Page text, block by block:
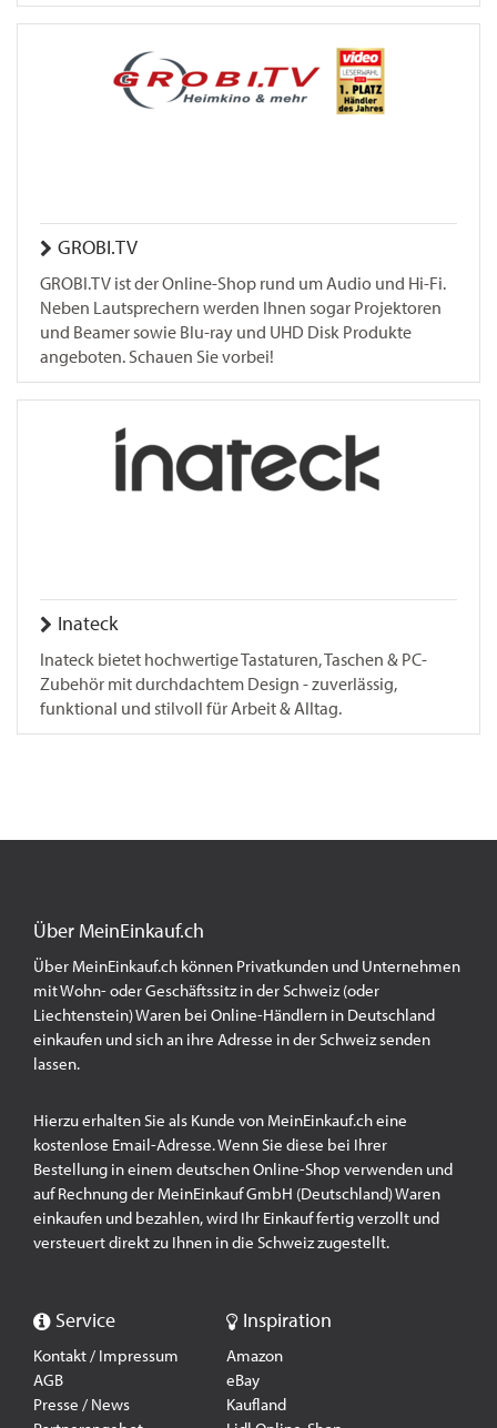
GROBI.TV
GROBI.TV ist der Online-Shop rund um Audio und Hi-Fi.
Neben Lautsprechern werden Ihnen sogar Projektoren
und Beamer sowie Blu-ray und UHD Disk Produkte
angeboten. Schauen Sie vorbei!
Inateck
Inateck bietet hochwertige Tastaturen, Taschen & PC-
Zubehör mit durchdachtem Design - zuverlässig,
funktional und stilvoll für Arbeit & Alltag.
Über MeinEinkauf.ch
Über MeinEinkauf.ch können Privatkunden und Unternehmen
mit Wohn- oder Geschäftssitz in der Schweiz (oder
Liechtenstein) Waren bei Online-Händlern in Deutschland
einkaufen und sich an ihre Adresse in der Schweiz senden
lassen.
Hierzu erhalten Sie als Kunde von MeinEinkauf.ch eine
kostenlose Email-Adresse. Wenn Sie diese bei Ihrer
Bestellung in einem deutschen Online-Shop verwenden und
auf Rechnung der MeinEinkauf GmbH (Deutschland) Waren
einkaufen und bezahlen, wird Ihr Einkauf fertig verzollt und
versteuert direkt zu Ihnen in die Schweiz zugestellt.
Service
Kontakt / Impressum
AGB
Presse / News
Inspiration
Amazon
eBay
Kaufland